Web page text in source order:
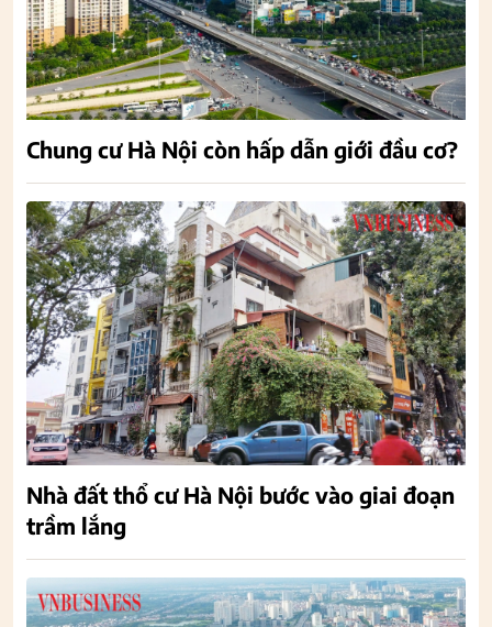
Chung cư Hà Nội còn hấp dẫn giới đầu cơ?
Nhà đất thổ cư Hà Nội bước vào giai đoạn
trầm lắng